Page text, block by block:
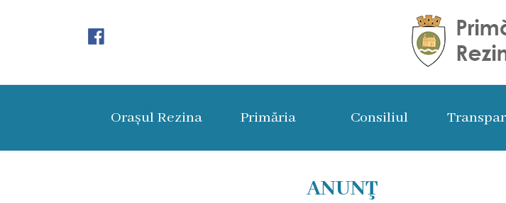
Rezina
orașului
Orașul Rezina Primăria Consiliul
ANUNŢ